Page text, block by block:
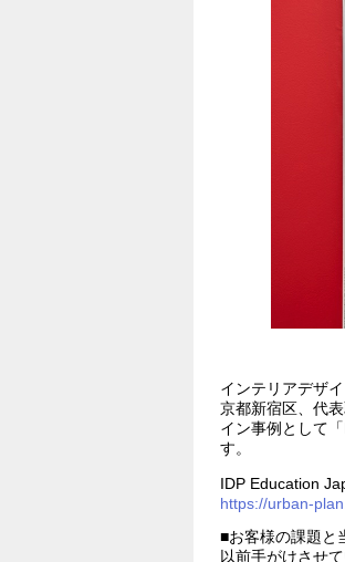
インテリアデザ
京都新宿区、代
イン事例として
す。
IDP Education
https://urban-
■お客様の課題と
以前手がけさせ